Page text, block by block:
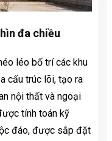
đa chiều
léo bố trí các khu
cấu trúc lõi, tạo ra
nội thất và ngoại
tính toán kỹ
đáo, được sắp đặt